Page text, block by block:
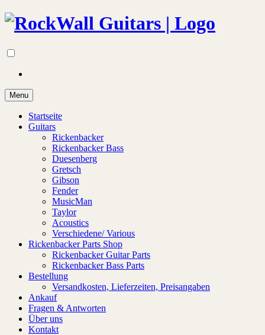
Menu
Startseite
Guitars
Rickenbacker
Rickenbacker Bass
Duesenberg
Gretsch
Gibson
Fender
MusicMan
Taylor
Acoustics
Verschiedene/ Various
Rickenbacker Parts Shop
Rickenbacker Guitar Parts
Rickenbacker Bass Parts
Bestellung
Versandkosten, Lieferzeiten, Preisangaben
Ankauf
Fragen & Antworten
Über uns
Kontakt